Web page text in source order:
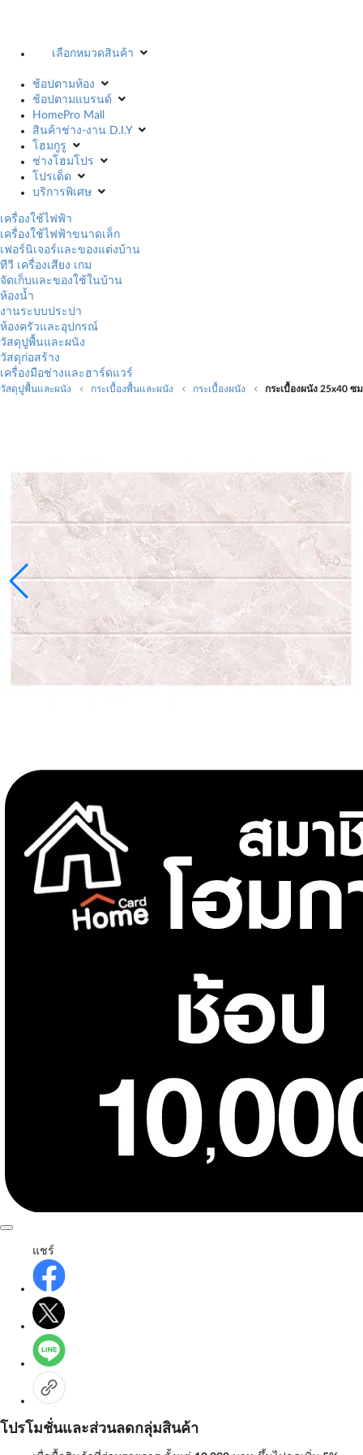
เลือกหมวดสินค้า
ช้อปตามห้อง
ช้อปตามแบรนด์
HomePro Mall
สินค้าช่าง-งาน D.I.Y
โฮมกูรู
ช่างโฮมโปร
โปรเด็ด
บริการพิเศษ
เครื่องใช้ไฟฟ้า
เครื่องใช้ไฟฟ้าขนาดเล็ก
เฟอร์นิเจอร์และของแต่งบ้าน
ทีวี เครื่องเสียง เกม
จัดเก็บและของใช้ในบ้าน
ห้องน้ำ
งานระบบประปา
ห้องครัวและอุปกรณ์
วัสดุปูพื้นและผนัง
วัสดุก่อสร้าง
เครื่องมือช่างและฮาร์ดแวร์
วัสดุปูพื้นและผนัง กระเบื้องพื้นและผนัง กระเบื้องผนัง กระเบื้องผนัง 25x40 ซ
แชร์
โปรโมชั่นและส่วนลดกลุ่มสินค้า